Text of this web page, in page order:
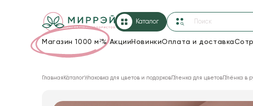
Каталог
Магазин 1000 м²%Акции НовинкиОплата и доставка
Корзины и плетеные изделия
Главная КаталогУпаковка для цветов и подарковПленка для цветовПлёнка в